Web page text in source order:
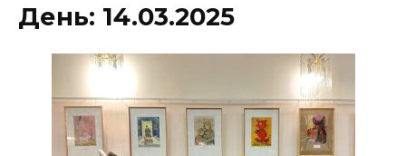
День: 14.03.2025